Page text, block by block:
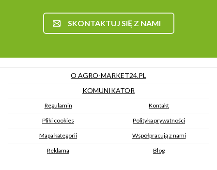
SKONTAKTUJ SIĘ Z NAMI
O AGRO-MARKET24.PL
KOMUNIKATOR
Regulamin Kontakt
Pliki cookies Polityka prywatności
Mapa kategorii Współpracują z nami
Reklama Blog